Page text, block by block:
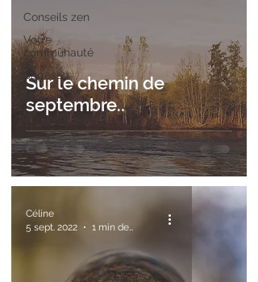
Conseils zen
Votre
communauté
Sagesse
Sur le chemin de
septembre..
Céline
5 sept. 2022